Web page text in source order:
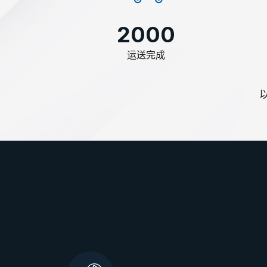
2000
运送完成